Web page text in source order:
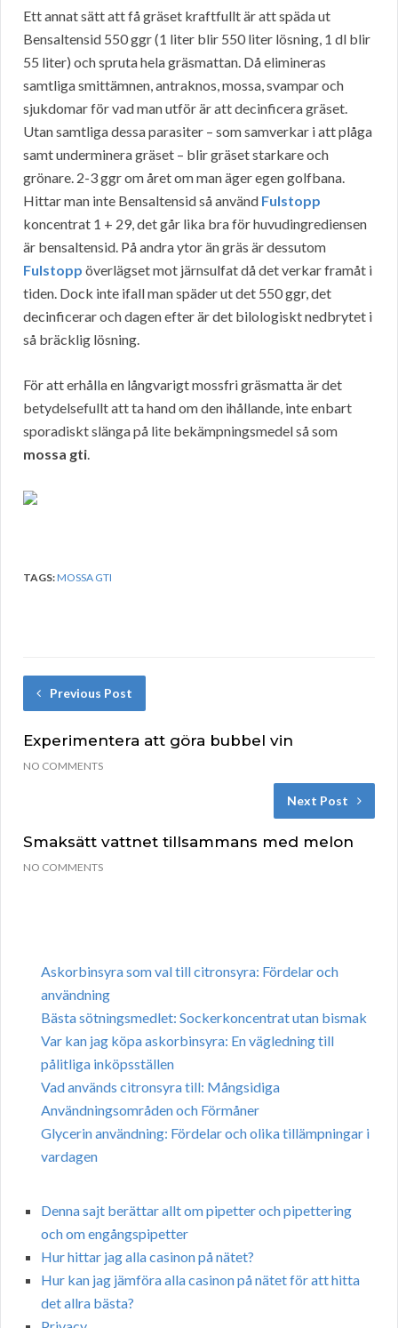
Ett annat sätt att få gräset kraftfullt är att späda ut
Bensaltensid 550 ggr (1 liter blir 550 liter lösning, 1 dl blir
55 liter) och spruta hela gräsmattan. Då elimineras
samtliga smittämnen, antraknos, mossa, svampar och
sjukdomar för vad man utför är att decinficera gräset.
Utan samtliga dessa parasiter – som samverkar i att plåga
samt underminera gräset – blir gräset starkare och
grönare. 2-3 ggr om året om man äger egen golfbana.
Hittar man inte Bensaltensid så använd Fulstopp
koncentrat 1 + 29, det går lika bra för huvudingrediensen
är bensaltensid. På andra ytor än gräs är dessutom
Fulstopp överlägset mot järnsulfat då det verkar framåt i
tiden. Dock inte ifall man späder ut det 550 ggr, det
decinficerar och dagen efter är det bilologiskt nedbrytet i
så bräcklig lösning.
För att erhålla en långvarigt mossfri gräsmatta är det
betydelsefullt att ta hand om den ihållande, inte enbart
sporadiskt slänga på lite bekämpningsmedel så som
mossa gti.
TAGS:MOSSA GTI
Previous Post
Experimentera att göra bubbel vin
NO COMMENTS
Next Post
Smaksätt vattnet tillsammans med melon
NO COMMENTS
Askorbinsyra som val till citronsyra: Fördelar och
användning
Bästa sötningsmedlet: Sockerkoncentrat utan bismak
Var kan jag köpa askorbinsyra: En vägledning till
pålitliga inköpsställen
Vad används citronsyra till: Mångsidiga
Användningsområden och Förmåner
Glycerin användning: Fördelar och olika tillämpningar i
vardagen
Denna sajt berättar allt om pipetter och pipettering
och om engångspipetter
Hur hittar jag alla casinon på nätet?
Hur kan jag jämföra alla casinon på nätet för att hitta
det allra bästa?